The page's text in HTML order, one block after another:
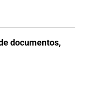
documentos,